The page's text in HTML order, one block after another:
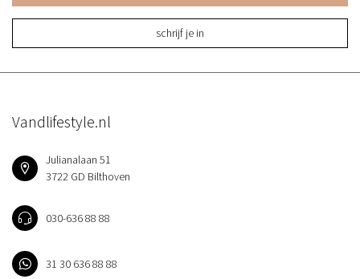
schrijf je in
Vandlifestyle.nl
Julianalaan 51
3722 GD Bilthoven
030-636 88 88
31 30 636 88 88